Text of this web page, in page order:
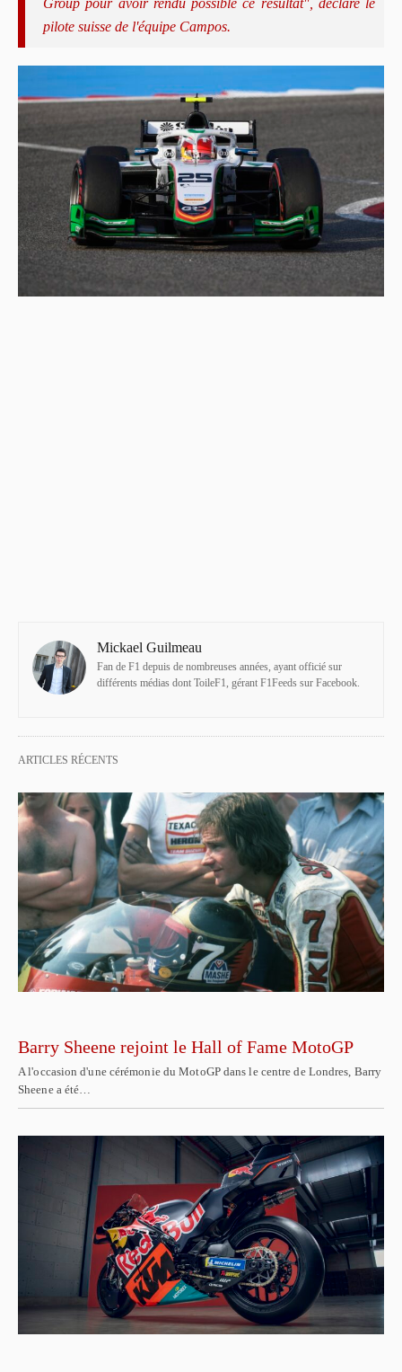
pilote suisse de l'équipe Campos.
Mickael Guilmeau
Fan de F1 depuis de nombreuses années, ayant officié sur
différents médias dont ToileF1, gérant F1Feeds sur Facebook.
ARTICLES RÉCENTS
Barry Sheene rejoint le Hall of Fame MotoGP
A l'occasion d'une cérémonie du MotoGP dans le centre de Londres, Barry
Sheene a été…